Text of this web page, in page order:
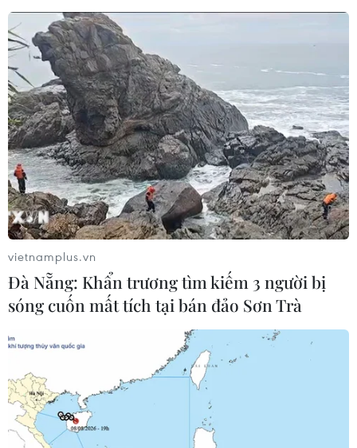
TIN CÙNG CHUYÊN MỤC
Áp thấp nhiệt đới đã suy yếu thành
một vùng áp thấp
08/08/2026 14:19
Trung Quốc nâng mức ứng phó khẩn
cấp với bão Dolphin
08/08/2026 07:10
vietnamplus.vn
Đà Nẵng: Khẩn trương tìm kiếm 3 người bị
sóng cuốn mất tích tại bán đảo Sơn Trà